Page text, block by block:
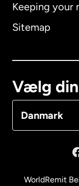
Keeping your
Sitemap
Vælg
Danmark
WorldRemit